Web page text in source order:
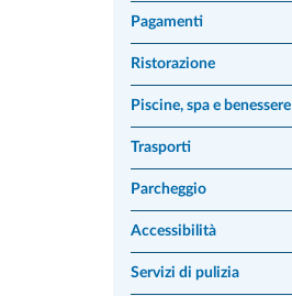
Pagamenti
Ristorazione
Piscine, spa e benessere
Trasporti
Parcheggio
Accessibilità
Servizi di pulizia